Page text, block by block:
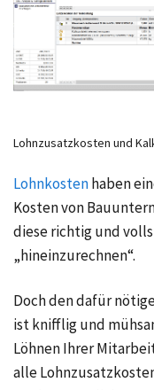
Lohnzusatzkosten und
Lohnkostenhaben
Kosten von
diese richtig und
„hineinzurechnen“.
Doch den dafür
ist knifflig und
Löhnen Ihrer
alle